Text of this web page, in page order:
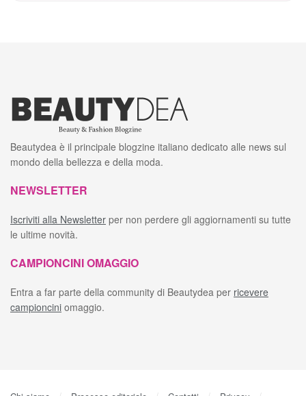
Beautydea è il principale blogzine italiano dedicato alle news sul
mondo della bellezza e della moda.
NEWSLETTER
Iscriviti alla Newsletter per non perdere gli aggiornamenti su tutte
le ultime novità.
CAMPIONCINI OMAGGIO
Entra a far parte della community di Beautydea per ricevere
campioncini omaggio.